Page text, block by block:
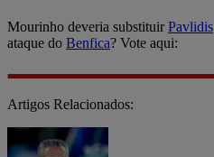
Mourinho deveria substituirPavlidis
ataque do Benfica? Vote aqui:
Artigos Relacionados: